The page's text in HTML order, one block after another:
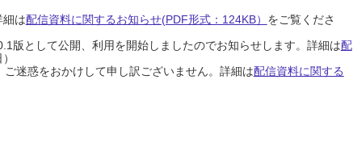
細は配信資料に関するお知らせ(PDF形式：124KB） をご覧くださ
版として公開、利用を開始しましたのでお知らせします。詳細は配
迷惑をおかけして申し訳ございません。詳細は配信資料に関する